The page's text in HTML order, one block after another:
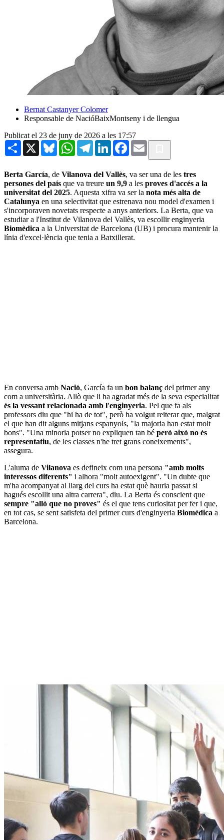
Bernat Castanyer Colomer
Responsable de NacióBaixMontseny i de llengua
Publicat el 23 de juny de 2026 a les 17:57
Share X BlueskyWhatsAppTelegramLinkedInFacebook
Email
Berta García, de Vilanova del Vallès, va ser una de les tres
persones del país que va treure un 9,9 a les proves d'accés a la
universitat del 2025. Aquesta xifra va ser la nota més alta de
Catalunya en una selectivitat que estrenava nou model d'examen i
s'incorporaven novetats respecte a anys anteriors. La Berta, que va
estudiar a l'Institut de Vilanova del Vallès, va escollir enginyeria
Biomèdica a la Universitat de Barcelona (UB) i procura mantenir la
línia d'excel·lència que tenia a Batxillerat.
En conversa amb Nació, García fa un bon balanç del primer any
com a universitària. Allò que li ha agradat més de la seva especialitat
és la vessant relacionada amb l'enginyeria. Pel que fa als
professors diu que "hi ha de tot", però ha volgut reiterar que, malgrat
el que han dit alguns mitjans espanyols, "la majoria han estat molt
bons". "Una minoria potser no expliquen tan bé però això no és
representatiu, de les classes n'he tret grans coneixements",
assegura.
L'aluma de Vilanova es defineix com una persona "amb molts
interessos diferents" i alhora "molt autoexigent". "Un dubte que
m'ha acompanyat al llarg del curs ha estat què hauria passat si
hagués escollit una altra carrera", diu. La Berta és conscient que
sempre "allò que no proves" és el que tens curiositat per fer i que,
en tot cas, se sent satisfeta del primer curs d'enginyeria Biomèdica a
Barcelona.